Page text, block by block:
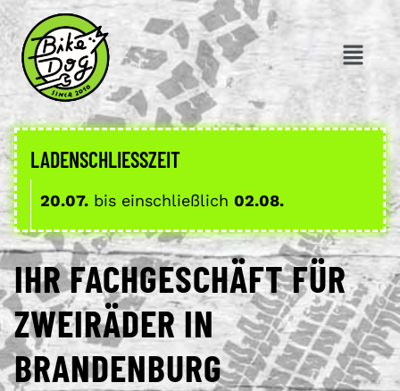
LADENSCHLIESSZEIT
20.07. bis einschließlich 02.08.
IHR FACHGESCHÄFT FÜR
ZWEIRÄDER IN
BRANDENBURG